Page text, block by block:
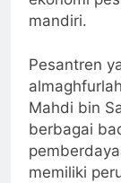
mandiri.
Pesantren
Mahdi bin
berbagai
memiliki